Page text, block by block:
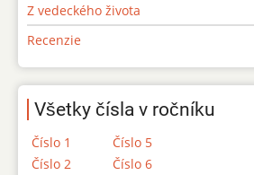
Z vedeckého života
Recenzie
Všetky čísla v ročníku
Číslo 1
Číslo 2
Číslo 5
Číslo 6